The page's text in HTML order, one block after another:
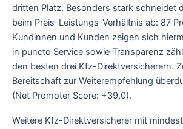
dritten Platz. Besonders stark schneidet
beim Preis-Leistungs-Verhältnis ab: 87
Kundinnen und Kunden zeigen sich
in puncto Service sowie Transparenz
den besten drei Kfz-Direktversicherern.
Bereitschaft zur Weiterempfehlung
(Net Promoter Score: +39,0).
Weitere Kfz-Direktversicherer mit